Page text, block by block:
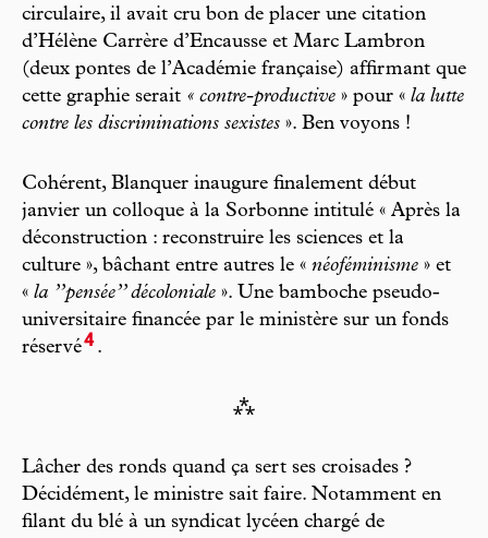
circulaire, il avait cru bon de placer une citation
d’Hélène Carrère d’Encausse et Marc Lambron
(deux pontes de l’Académie française) affirmant que
cette graphie serait « contre-productive » pour « la lutte
contre les discriminations sexistes ». Ben voyons !
Cohérent, Blanquer inaugure finalement début
janvier un colloque à la Sorbonne intitulé « Après la
déconstruction : reconstruire les sciences et la
culture », bâchant entre autres le « néoféminisme » et
« la ’’pensée’’ décoloniale ». Une bamboche pseudo-
universitaire financée par le ministère sur un fonds
réservé4.
⁂
Lâcher des ronds quand ça sert ses croisades ?
Décidément, le ministre sait faire. Notamment en
filant du blé à un syndicat lycéen chargé de